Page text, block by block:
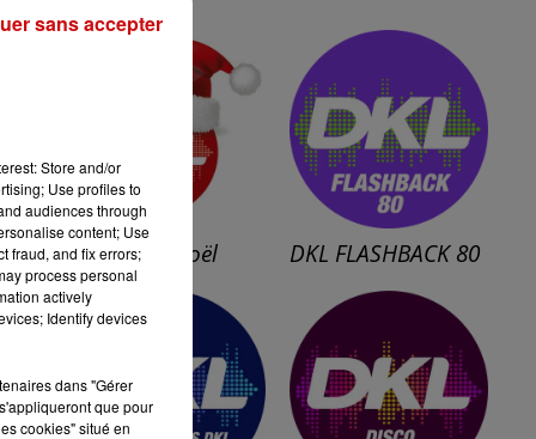
Webradio Noël DKL FLASHBACK 80
Store and/or
Use profiles to
audiences through
content; Use
fraud, and fix errors;
process personal
actively
Identify devices
dans "Gérer
que pour
cookies" situé en
sans accepter